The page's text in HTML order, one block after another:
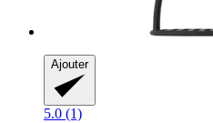
Ajouter
5.0 (1)